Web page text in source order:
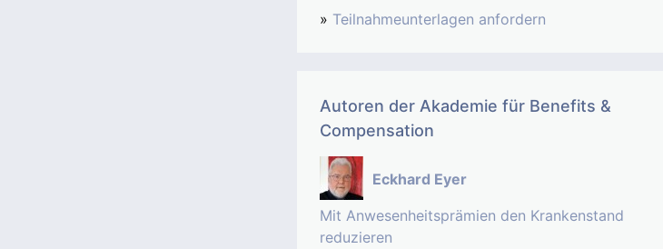
» Teilnahmeunterlagen anfordern
Autoren der Akademie für Benefits &
Compensation
Eckhard Eyer
Mit Anwesenheitsprämien den Krankenstand
reduzieren